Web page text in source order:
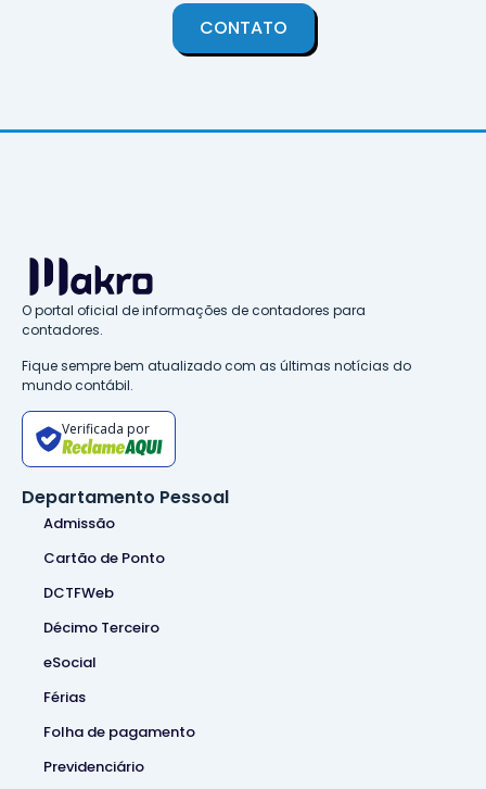
CONTATO
O portal oficial de informações de contadores para
contadores.
Fique sempre bem atualizado com as últimas notícias do
mundo contábil.
Verificada por
Departamento Pessoal
Admissão
Cartão de Ponto
DCTFWeb
Décimo Terceiro
eSocial
Férias
Folha de pagamento
Previdenciário